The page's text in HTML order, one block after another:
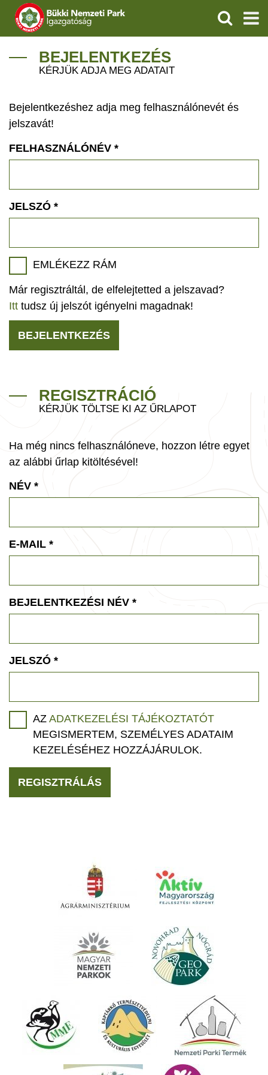
IGAZGATÓSÁG
VÍZVÉDELEM
ÖKOTURIZMUS
GEOPARKOK
KERESÉS
BEJELENTKEZÉS
KÉRJÜK ADJA MEG ADATAIT
Bejelentkezéshez adja meg felhasználónevét és
jelszavát!
FELHASZNÁLÓNÉV *
JELSZÓ *
EMLÉKEZZ RÁM
Már regisztráltál, de elfelejtetted a jelszavad?
Itt tudsz új jelszót igényelni magadnak!
BEJELENTKEZÉS
REGISZTRÁCIÓ
KÉRJÜK TÖLTSE KI AZ ŰRLAPOT
Ha még nincs felhasználóneve, hozzon létre egyet
az alábbi űrlap kitöltésével!
NÉV *
E-MAIL *
BEJELENTKEZÉSI NÉV *
JELSZÓ *
AZ ADATKEZELÉSI TÁJÉKOZTATÓT
MEGISMERTEM, SZEMÉLYES ADATAIM
KEZELÉSÉHEZ HOZZÁJÁRULOK.
REGISZTRÁLÁS